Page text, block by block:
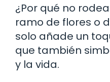
¿Por qué no
ramo de flores o
solo añade un
que también
y la vida.